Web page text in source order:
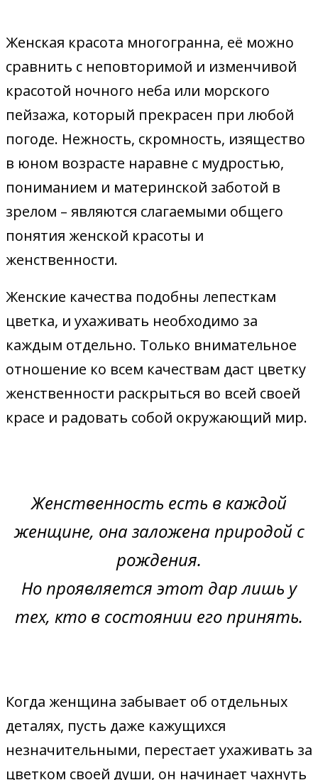
Женская красота многогранна, её можно
сравнить с неповторимой и изменчивой
красотой ночного неба или морского
пейзажа, который прекрасен при любой
погоде. Нежность, скромность, изящество
в юном возрасте наравне с мудростью,
пониманием и материнской заботой в
зрелом – являются слагаемыми общего
понятия женской красоты и
женственности.
Женские качества подобны лепесткам
цветка, и ухаживать необходимо за
каждым отдельно. Только внимательное
отношение ко всем качествам даст цветку
женственности раскрыться во всей своей
красе и радовать собой окружающий мир.
Женственность есть в каждой
женщине, она заложена природой с
рождения.
Но проявляется этот дар лишь у
тех, кто в состоянии его принять.
Когда женщина забывает об отдельных
деталях, пусть даже кажущихся
незначительными, перестает ухаживать за
цветком своей души, он начинает чахнуть